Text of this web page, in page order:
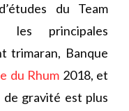
du Team
les principales
trimaran, Banque
du Rhum 2018, et
gravité est plus